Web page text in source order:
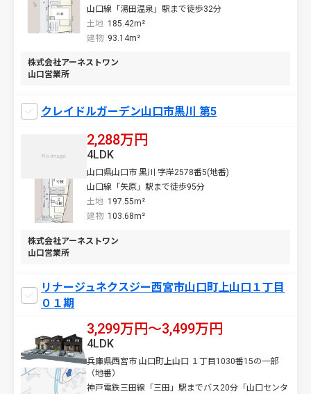
山口線「湯田温泉」駅まで徒歩32分
土地 185.42m²
建物 93.14m²
株式会社アーネストワン
山口営業所
クレイドルガーデン山口市黒川 第5
2,288万円
山口県山口市 黒川 字岸2578番5(地番)
山口線「矢原」駅まで徒歩95分
土地 197.55m²
4LDK
建物 103.68m²
株式会社アーネストワン
山口営業所
リナージュネクスジー西宮市山口町上山口１丁目
０１期
3,299万円〜3,499万円
兵庫県西宮市 山口町上山口 １丁目1030番15の一部
（地番）
神戸電鉄三田線「三田」駅までバス20分「山口センタ
4LDK